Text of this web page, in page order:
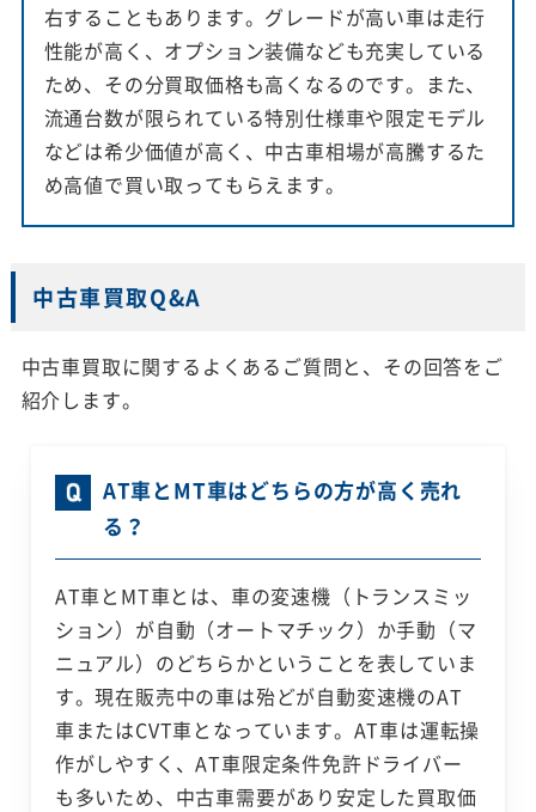
右することもあります。グレードが高い車は走行
性能が高く、オプション装備なども充実している
ため、その分買取価格も高くなるのです。また、
流通台数が限られている特別仕様車や限定モデル
などは希少価値が高く、中古車相場が高騰するた
め高値で買い取ってもらえます。
中古車買取Q&A
中古車買取に関するよくあるご質問と、その回答をご
紹介します。
AT車とMT車はどちらの方が高く売れ
る？
AT車とMT車とは、車の変速機（トランスミッ
ション）が自動（オートマチック）か手動（マ
ニュアル）のどちらかということを表していま
す。現在販売中の車は殆どが自動変速機のAT
車またはCVT車となっています。AT車は運転操
作がしやすく、AT車限定条件免許ドライバー
も多いため、中古車需要があり安定した買取価